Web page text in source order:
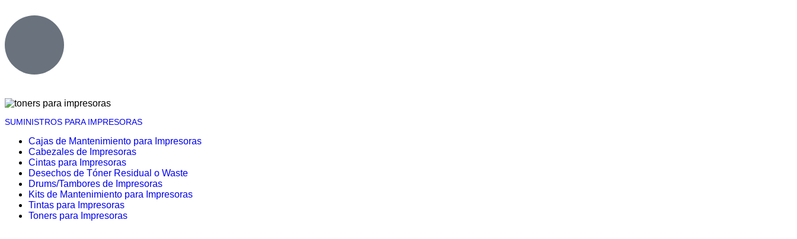
SUMINISTROS PARA IMPRESORAS
Cajas de Mantenimiento para Impresoras
Cabezales de Impresoras
Cintas para Impresoras
Desechos de Tóner Residual o Waste
Drums/Tambores de Impresoras
Kits de Mantenimiento para Impresoras
Tintas para Impresoras
Toners para Impresoras